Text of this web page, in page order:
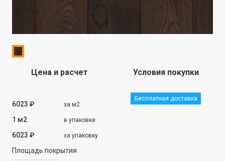
Цена и расчет
6023 ₽ за м2
1 м2 в упаковке
6023 ₽ за упаковку
Площадь покрытия
Условия покупки
Бесплатная доставка